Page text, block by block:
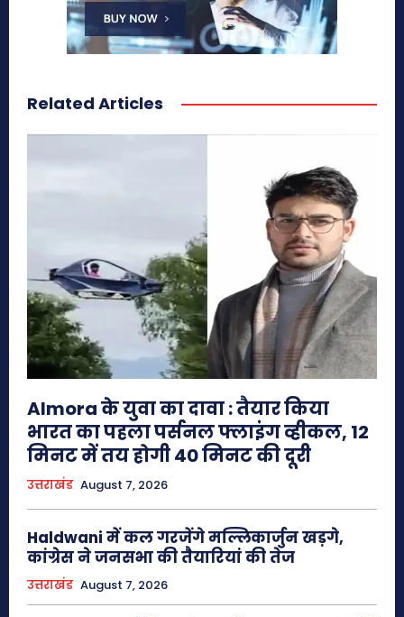
Related Articles
Almora के युवा का दावा : तैयार किया
भारत का पहला पर्सनल फ्लाइंग व्हीकल, 12
मिनट में तय होगी 40 मिनट की दूरी
उत्तराखंड August 7, 2026
Haldwani में कल गरजेंगे मल्लिकार्जुन खड़गे,
कांग्रेस ने जनसभा की तैयारियां की तेज
उत्तराखंड August 7, 2026